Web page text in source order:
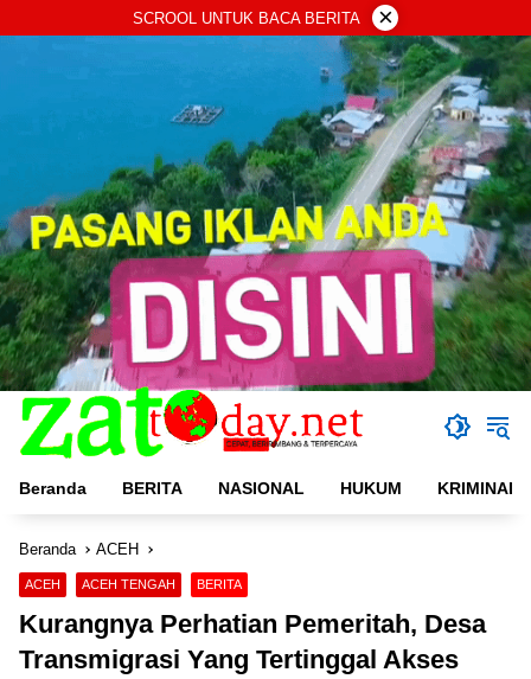
ke
SCROOL UNTUK BACA BERITA ×
Beranda BERITA NASIONAL HUKUM KRIMINAL
Beranda ACEH
ACEH ACEH TENGAH BERITA
Kurangnya Perhatian Pemeritah, Desa
Transmigrasi Yang Tertinggal Akses